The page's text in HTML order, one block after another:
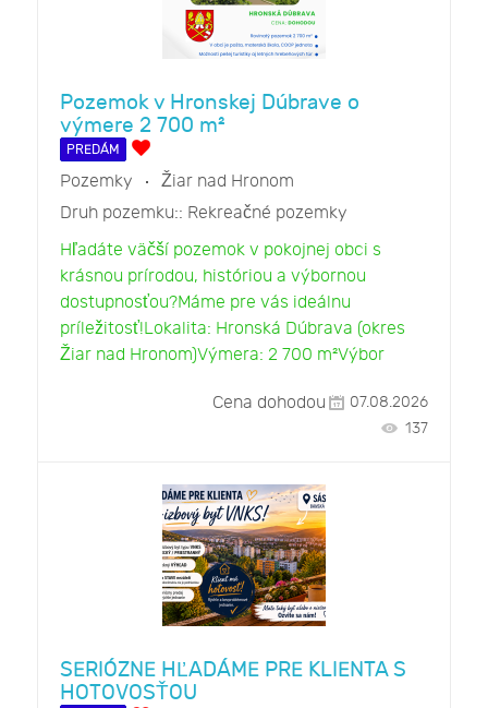
Pozemok v Hronskej Dúbrave o
výmere 2 700 m²
PREDÁM
Pozemky
Žiar nad Hronom
Druh pozemku:: Rekreačné pozemky
Hľadáte väčší pozemok v pokojnej obci s
krásnou prírodou, históriou a výbornou
dostupnosťou?Máme pre vás ideálnu
príležitosť!Lokalita: Hronská Dúbrava (okres
Žiar nad Hronom)Výmera: 2 700 m²Výbor
Cena dohodou
07.08.2026
137
SERIÓZNE HĽADÁME PRE KLIENTA S
HOTOVOSŤOU